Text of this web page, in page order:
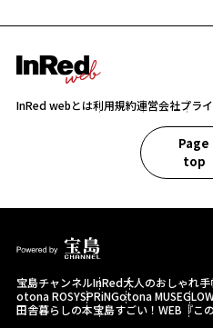
InRed webとは利用規約運営会社プラ
Page
top
宝島チャンネルInRed大人のおしゃれ手
otona ROSYSPRiNGotona MUSE
田舎暮らしの本宝島すごい！WEB 『こ